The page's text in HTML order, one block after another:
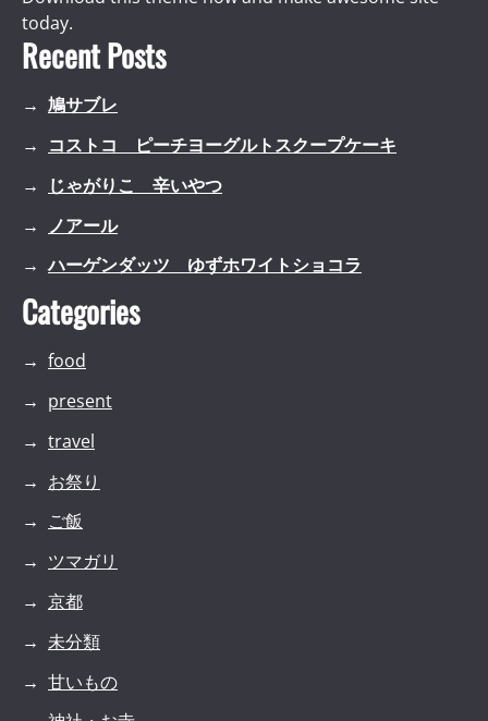
today.
Recent Posts
鳩サブレ
コストコ ピーチヨーグルトスクープケーキ
じゃがりこ 辛いやつ
ノアール
ハーゲンダッツ ゆずホワイトショコラ
Categories
food
present
travel
お祭り
ご飯
ツマガリ
京都
未分類
甘いもの